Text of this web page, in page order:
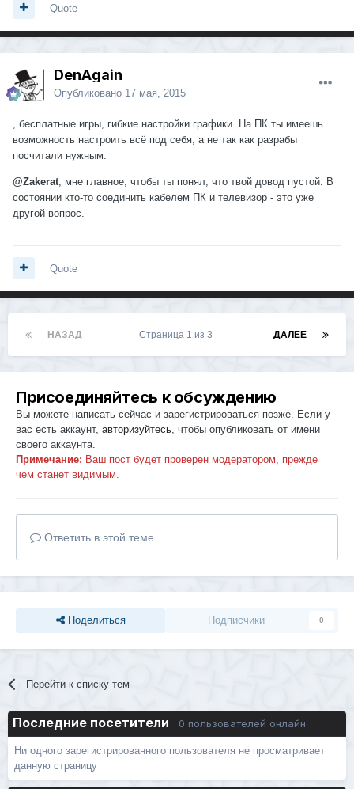
Quote
DenAgain
Опубликовано 17 мая, 2015
, бесплатные игры, гибкие настройки графики. На ПК ты имеешь
возможность настроить всё под себя, а не так как разрабы
посчитали нужным.
@Zakerat , мне главное, чтобы ты понял, что твой довод пустой. В
состоянии кто-то соединить кабелем ПК и телевизор - это уже
другой вопрос.
Quote
НАЗАД ДАЛЕЕ
Страница 1 из 3
Присоединяйтесь к обсуждению
Вы можете написать сейчас и зарегистрироваться позже. Если у
вас есть аккаунт, авторизуйтесь , чтобы опубликовать от имени
своего аккаунта.
Примечание: Ваш пост будет проверен модератором, прежде
чем станет видимым.
Ответить в этой теме...
Поделиться Подписчики 0
Перейти к списку тем
Последние посетители 0 пользователей онлайн
Ни одного зарегистрированного пользователя не просматривает
данную страницу